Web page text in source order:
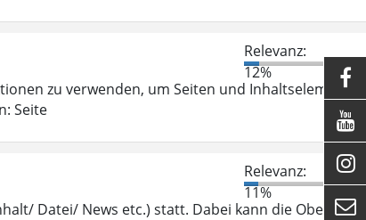
Relevanz:
12%
zu verwenden, um Seiten und Inhaltselemente
Seite
Relevanz:
11%
Datei/ News etc.) statt. Dabei kann die



